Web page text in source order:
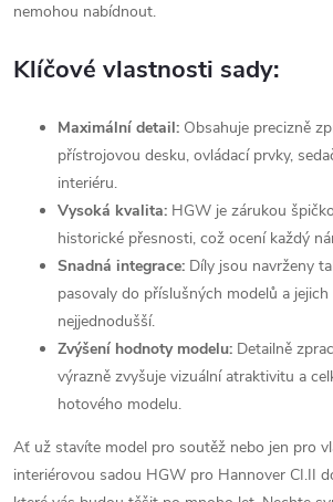
nemohou nabídnout.
Klíčové vlastnosti sady:
Maximální detail: Obsahuje precizně
přístrojovou desku, ovládací prvky,
interiéru.
Vysoká kvalita: HGW je zárukou
historické přesnosti, což ocení každý
Snadná integrace: Díly jsou navrženy
pasovaly do příslušných modelů a jejich
nejjednodušší.
Zvýšení hodnoty modelu: Detailně
výrazně zvyšuje vizuální atraktivitu a
hotového modelu.
Ať už stavíte model pro soutěž nebo jen pro
interiérovou sadou HGW pro Hannover CI.II